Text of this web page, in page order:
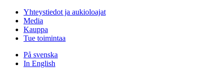
Hyppää
sisältöön
Yhteystiedot ja aukioloajat
Media
Kauppa
Tue toimintaa
På svenska
In English